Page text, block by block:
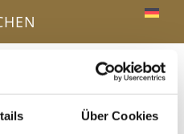
Über Cookies
a Menü